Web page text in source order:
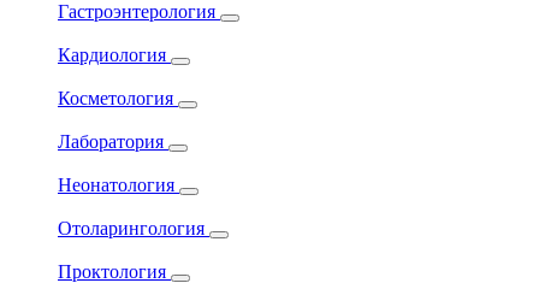
Гастроэнтерология
Кардиология
Косметология
Лаборатория
Неонатология
Отоларингология
Проктология